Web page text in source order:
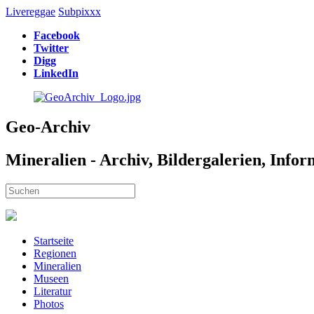
Livereggae Subpixxx
Facebook
Twitter
Digg
LinkedIn
Geo-Archiv
Mineralien - Archiv, Bildergalerien,
Startseite
Regionen
Mineralien
Museen
Literatur
Photos